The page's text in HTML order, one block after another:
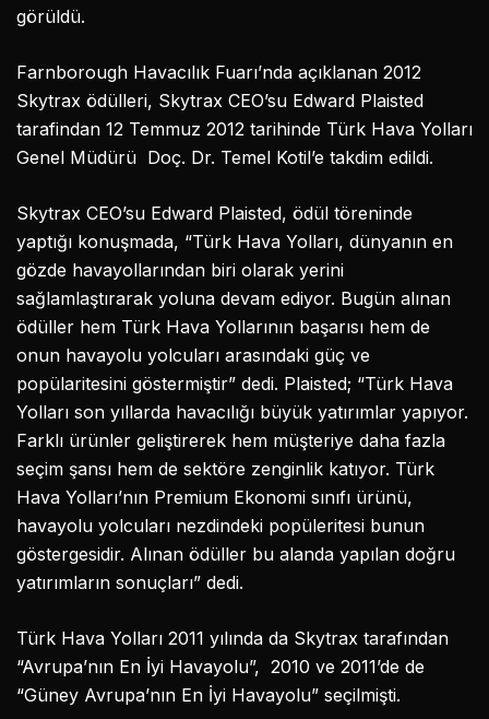
görüldü.
Farnborough Havacılık Fuarı’nda açıklanan 2012
Skytrax ödülleri, Skytrax CEO’su Edward Plaisted
tarafindan 12 Temmuz 2012 tarihinde Türk Hava Yolları
Genel Müdürü Doç. Dr. Temel Kotil’e takdim edildi.
Skytrax CEO’su Edward Plaisted, ödül töreninde
yaptığı konuşmada, “Türk Hava Yolları, dünyanın en
gözde havayollarından biri olarak yerini
sağlamlaştırarak yoluna devam ediyor. Bugün alınan
ödüller hem Türk Hava Yollarının başarısı hem de
onun havayolu yolcuları arasındaki güç ve
popülaritesini göstermiştir” dedi. Plaisted; “Türk Hava
Yolları son yıllarda havacılığı büyük yatırımlar yapıyor.
Farklı ürünler geliştirerek hem müşteriye daha fazla
seçim şansı hem de sektöre zenginlik katıyor. Türk
Hava Yolları’nın Premium Ekonomi sınıfı ürünü,
havayolu yolcuları nezdindeki popüleritesi bunun
göstergesidir. Alınan ödüller bu alanda yapılan doğru
yatırımların sonuçları” dedi.
Türk Hava Yolları 2011 yılında da Skytrax tarafından
“Avrupa’nın En İyi Havayolu”, 2010 ve 2011’de de
“Güney Avrupa’nın En İyi Havayolu” seçilmişti.